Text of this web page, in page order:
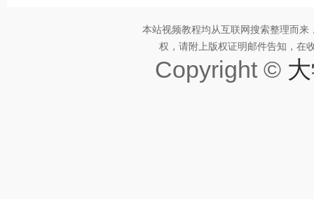
本站视频教程均从互联网搜索整理而
权，请附上版权证明邮件告知，在
Copyright ©